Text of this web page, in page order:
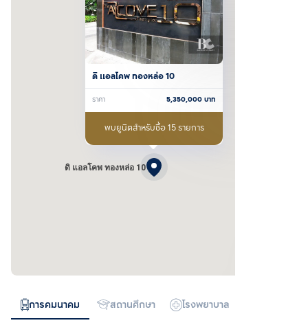
ดิ แอลโคพ ทองหล่อ 10
ดิ แอลโคพ ทองหล่อ 10
ราคา 5,350,000บาท
พบยูนิตสำหรับซื้อ 15 รายการ
การคมนาคม สถานศึกษา โรงพยาบาล